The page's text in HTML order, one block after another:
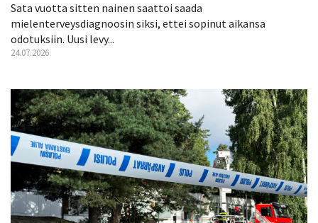
Sata vuotta sitten nainen saattoi saada
mielenterveysdiagnoosin siksi, ettei sopinut aikansa
odotuksiin. Uusi levy...
24.07.2026